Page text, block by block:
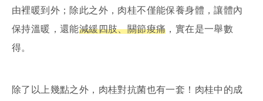
由裡暖到外；除此之外，肉桂不僅能保養身體，讓體內
保持溫暖，還能減緩四肢、關節痠痛 ，實在是一舉數
得。
除了以上幾點之外，肉桂對抗菌也有一套！肉桂中的成